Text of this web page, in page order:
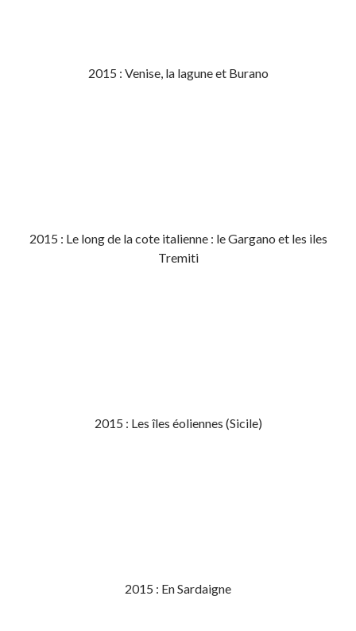
2015 : Venise, la lagune et Burano
2015 : Le long de la cote italienne : le Gargano et les iles
Tremiti
2015 : Les îles éoliennes (Sicile)
2015 : En Sardaigne